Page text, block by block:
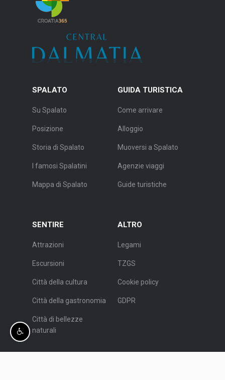
SPALATO
Su Spalato
Posizione
Storia di Spalato
I famosi Spalatini
Mappa di Spalato
GUIDA TURISTICA
Come arrivare
Alloggio
Muoversi a Spalato
Agenzie viaggi
Guide turistiche
SENTIRE
Attrazioni
Escursioni
Città della cultura
Città della gastronomia
Città di bellezze
naturali
ALTRO
Legami
TZGS
Cookie policy
GDPR